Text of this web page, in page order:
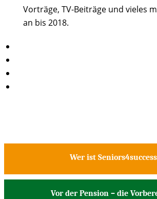
Vorträge, TV-Beiträge und vieles
an bis 2018.
Wer ist
Vor der Pension – die